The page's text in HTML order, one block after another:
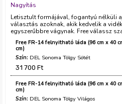
Nagyítás
Letisztult formájával, fogantyú nélküli
választás azoknak, akik kedvelik a
egyszerűbbre vágynak. Free válassz
Free FR-14 felnyitható láda (96 cm x 40
cm)
DEL Sonoma Tölgy Sötét
31 700 Ft
Free FR-14 felnyitható láda (96 cm x 40
cm)
DEL Sonoma Tölgy Világos